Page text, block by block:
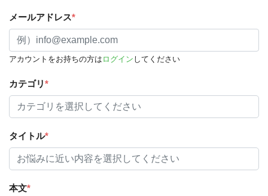
メールアドレス*
アカウントをお持ちの方は ログイン してください
カテゴリ*
タイトル*
本文*